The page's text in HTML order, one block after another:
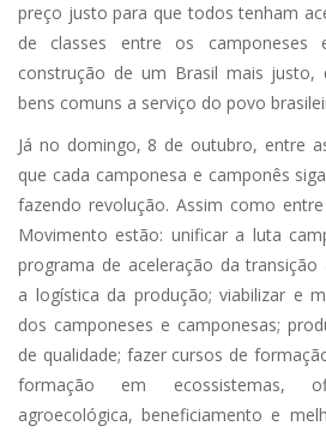
preço justo para que todos tenham
de classes entre os
construção de um Brasil mais
bens comuns a serviço do povo
Já no domingo, 8 de outubro, entre
que cada camponesa e camponês
fazendo revolução. Assim como
Movimento estão: unificar a luta
programa de aceleração da transição
a logística da produção; viabilizar e
dos camponeses e camponesas;
de qualidade; fazer cursos de
formação em ecossistemas,
agroecológica, beneficiamento e